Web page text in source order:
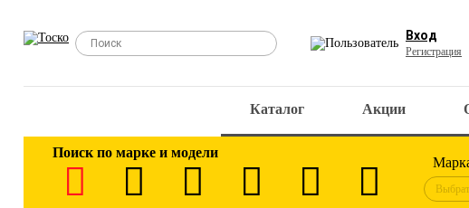
Вход
Регистрация
Каталог Акции
Поиск по марке и модели